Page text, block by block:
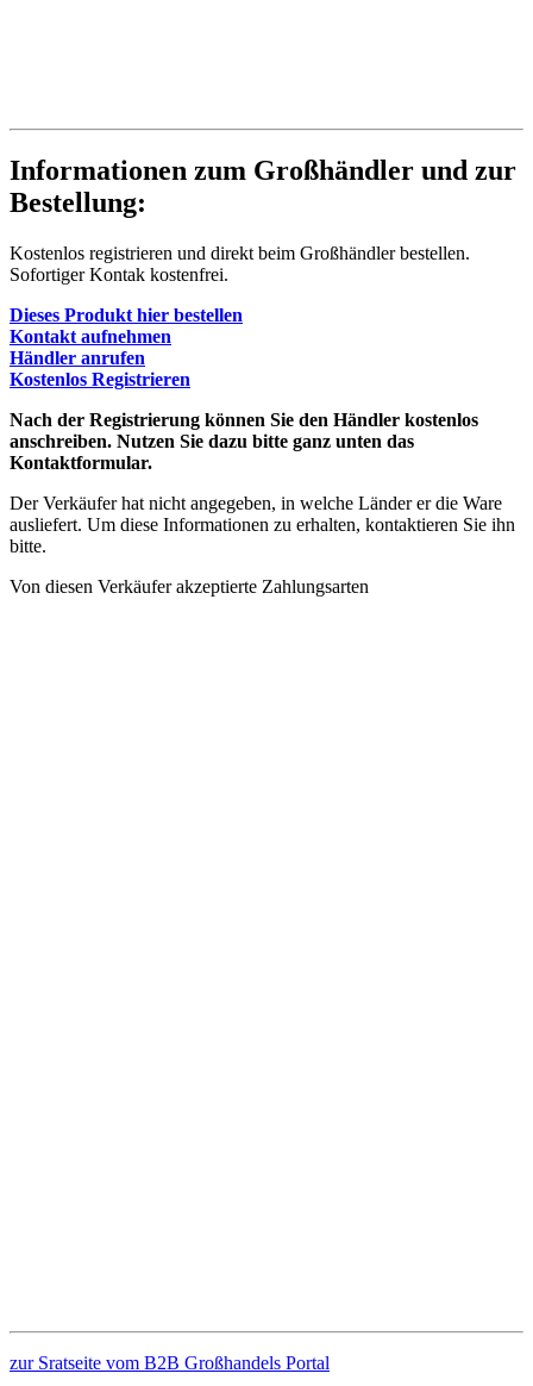
Informationen zum Großhändler und zur
Bestellung:
Kostenlos registrieren und direkt beim Großhändler bestellen.
Sofortiger Kontak kostenfrei.
Dieses Produkt hier bestellen
Kontakt aufnehmen
Händler anrufen
Kostenlos Registrieren
Nach der Registrierung können Sie den Händler kostenlos
anschreiben. Nutzen Sie dazu bitte ganz unten das
Kontaktformular.
Der Verkäufer hat nicht angegeben, in welche Länder er die Ware
ausliefert. Um diese Informationen zu erhalten, kontaktieren Sie ihn
bitte.
Von diesen Verkäufer akzeptierte Zahlungsarten
zur Sratseite vom B2B Großhandels Portal